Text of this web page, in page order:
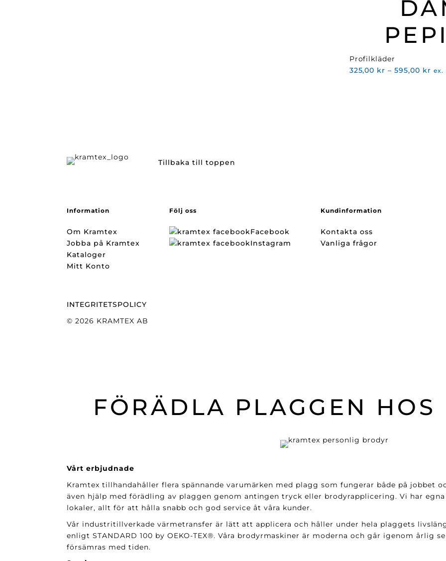
Profilkläder
325,00 kr – 595,00 kr ex.
Tillbaka till toppen
Information
Om Kramtex
Jobba på Kramtex
Kataloger
Mitt Konto
Följ oss
Facebook
Instagram
Kundinformation
Kontakta oss
Vanliga frågor
INTEGRITETSPOLICY
© 2026 KRAMTEX AB
FÖRÄDLA PLAGGEN HOS
Vårt erbjudnade
Kramtex tillhandahåller flera spännande varumärken med plagg som fungerar både på jobbet
även hjälp med förädling av plaggen genom antingen tryck eller brodyrapplicering. Vi har
lokaler, allt för att hålla snabb och god service åt våra kunder.
Vår industritillverkade värmetransfer är lätt att applicera och håller under hela plaggets
enligt STANDARD 100 by OEKO-TEX®. Våra brodyrmaskiner är moderna och går igenom årlig
försämras med tiden.